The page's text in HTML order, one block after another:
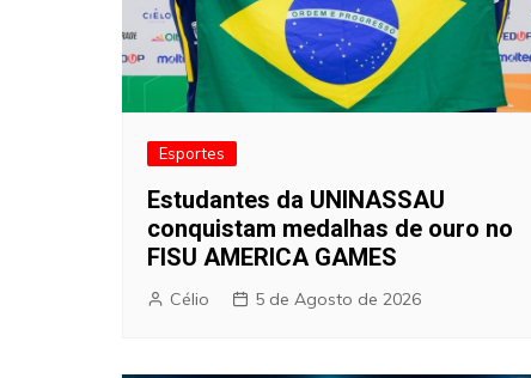
Esportes
Estudantes da UNINASSAU
conquistam medalhas de ouro no
FISU AMERICA GAMES
Célio 5 de Agosto de 2026